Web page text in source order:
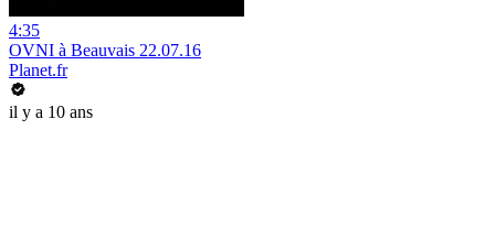
4:35
OVNI à Beauvais 22.07.16
Planet.fr
il y a 10 ans